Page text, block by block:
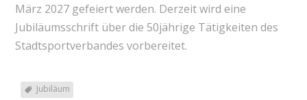
März 2027 gefeiert werden. Derzeit wird eine
Jubiläumsschrift über die 50jährige Tätigkeiten des
Stadtsportverbandes vorbereitet.
Jubiläum